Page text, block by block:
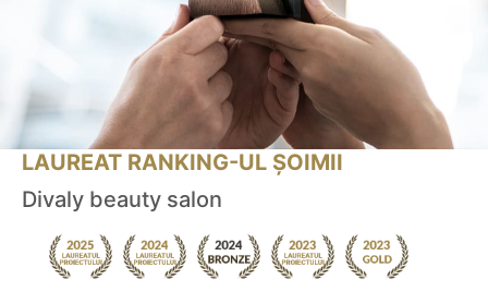
LAUREAT RANKING-UL ȘOIMII
Divaly beauty salon